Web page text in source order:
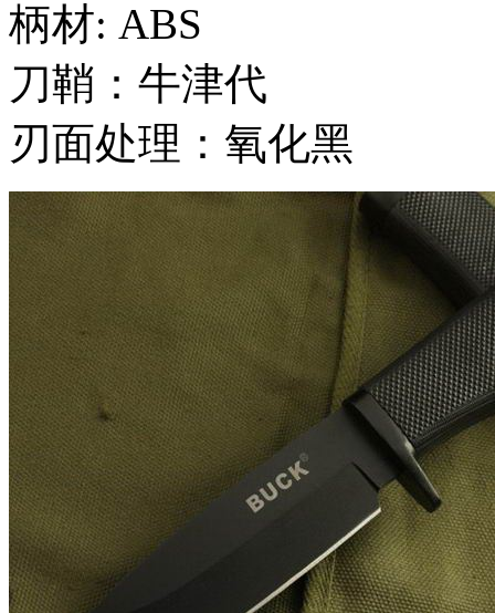
柄材: ABS
刀鞘：牛津代
刃面处理：氧化黑